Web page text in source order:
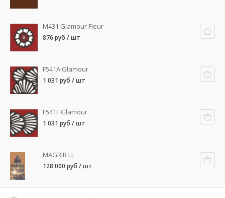
M431 Glamour Fleur
876 руб / шт
F541A Glamour
1 031 руб / шт
F541F Glamour
1 031 руб / шт
MAGRIB LL
128 000 руб / шт